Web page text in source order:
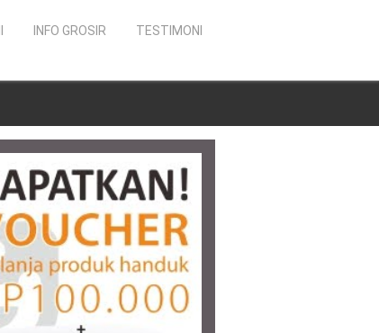
TESTIMONI
INFO GROSIR